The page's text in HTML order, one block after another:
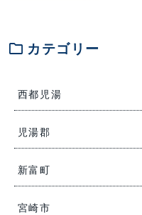
folder カテゴリー
西都児湯
児湯郡
新富町
宮崎市